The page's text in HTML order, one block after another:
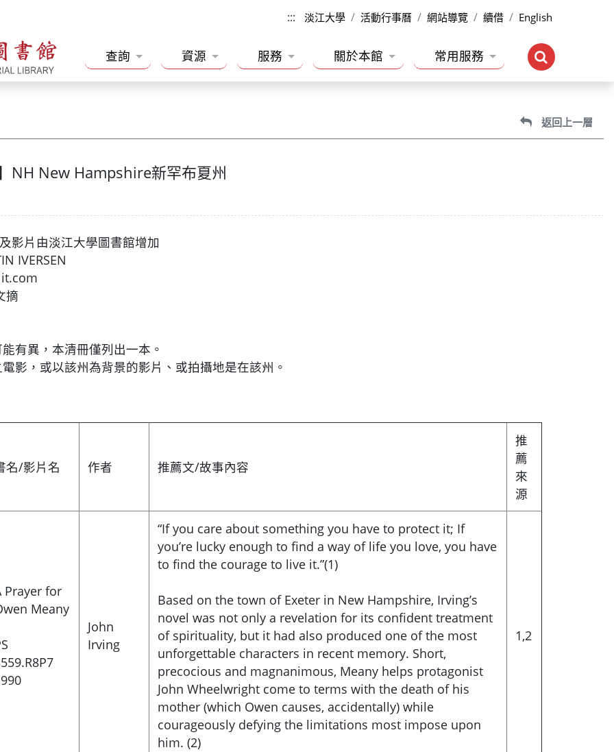
::: 淡江大學 活動行事曆 網站導覽 續借 English
查詢 資源 服務 關於本館 常用服務
返回上一層
NH New Hampshire新罕布夏州
影片由淡江大學圖書館增加
IVERSEN
者文摘
有異，本清冊僅列出一本。
影，或以該州為背景的影片、或拍攝地是在該州。
名/影片名 作者 推薦文/故事內容
推
薦
來
源
Prayer for
Meany
John
Irving
“If you care about something you have to protect it; If
you’re lucky enough to find a way of life you love, you have
to find the courage to live it.”(1)
Based on the town of Exeter in New Hampshire, Irving’s
novel was not only a revelation for its confident treatment
of spirituality, but it had also produced one of the most
unforgettable characters in recent memory. Short,
precocious and magnanimous, Meany helps protagonist
John Wheelwright come to terms with the death of his
mother (which Owen causes, accidentally) while
courageously defying the limitations most impose upon
him. (2)
1,2